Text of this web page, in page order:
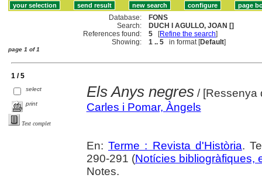
Database:
FONS
Search:
DUCH I AGULLO, JOAN []
References found:
5 [Refine the search]
Showing:
1 .. 5 in format [Default]
page 1 of 1
1 / 5
select
print
Text complet
Els Anys negres/ [Ressenya
Carles i Pomar, Àngels
En: Terme : Revista d'Història.
290-291 (Notícies bibliogràfiques,
Notes.